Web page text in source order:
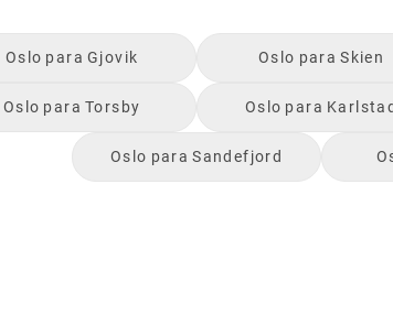
Oslo para Gjovik Oslo para Skien
Oslo para Torsby Oslo para Karlstad
Oslo para Sandefjord